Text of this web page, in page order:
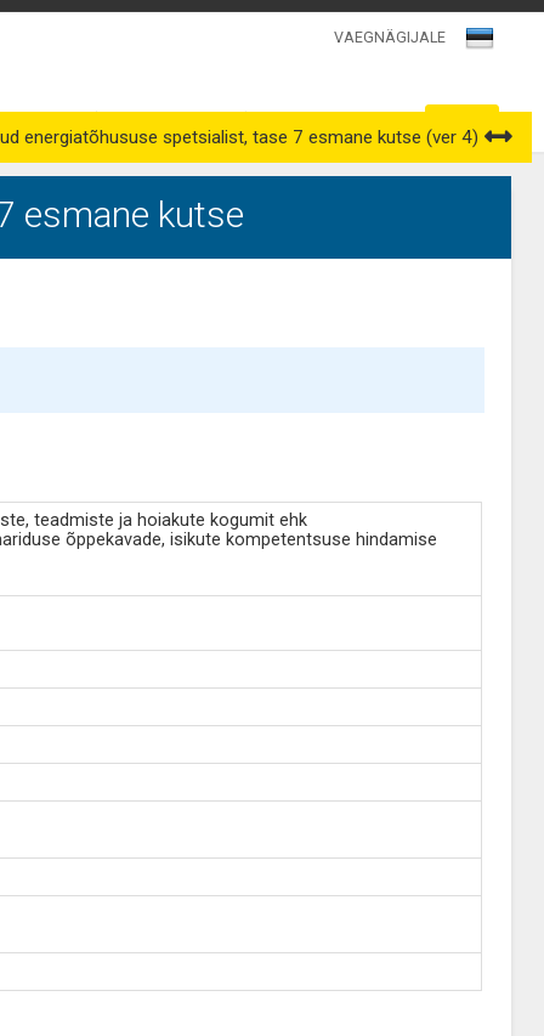
VAEGNÄGIJALE
esmane kutse
energiatõhususe spetsialist, tase 7 esmane kutse (ver 4)
teadmiste ja hoiakute kogumit ehk
õppekavade, isikute kompetentsuse hindamise